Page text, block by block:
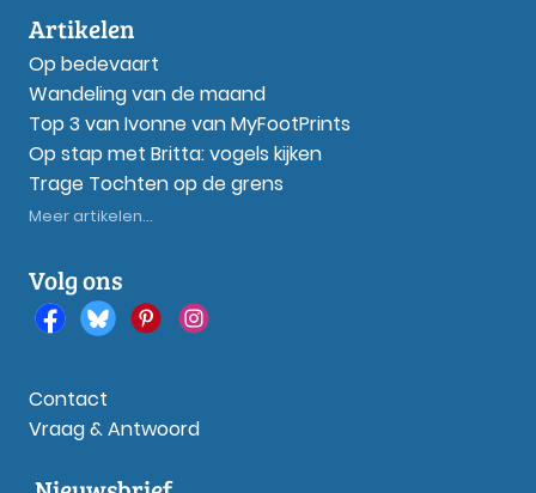
Artikelen
Op bedevaart
Wandeling van de maand
Top 3 van Ivonne van MyFootPrints
Op stap met Britta: vogels kijken
Trage Tochten op de grens
Meer artikelen...
Volg ons
Contact
Vraag & Antwoord